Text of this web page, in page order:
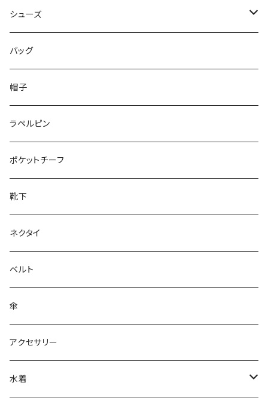
50/XL～
48/L
50/XL～
46/M
48/L
50/XL～
～44/S
46/M
48/L
50/XL～
シューズ
～25.5cm
26cm～
27cm～
28cm～
バッグ
帽子
ラペルピン
ポケットチーフ
靴下
ネクタイ
ベルト
傘
アクセサリー
水着